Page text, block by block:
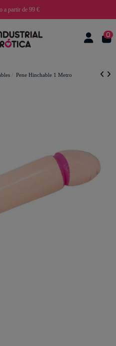
a partir de 99 €
0
Pene Hinchable 1 Metro